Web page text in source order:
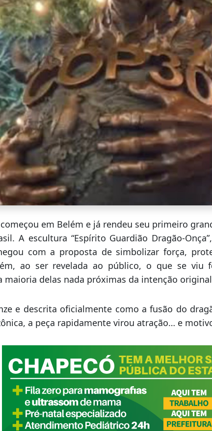
começou em Belém e já rendeu seu primeiro
A escultura “Espírito Guardião Dragão-
com a proposta de simbolizar força,
ao ser revelada ao público, o que se viu
maioria delas nada próximas da intenção
e descrita oficialmente como a fusão do
a peça rapidamente virou atração… e